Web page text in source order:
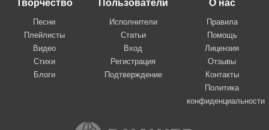
Песни
Плейлисты
Видео
Стихи
Блоги
Исполнители
Статьи
Вход
Регистрация
Подтверждение
Правила
Помощь
Лицензия
Отзывы
Контакты
Политика
конфиденциальности